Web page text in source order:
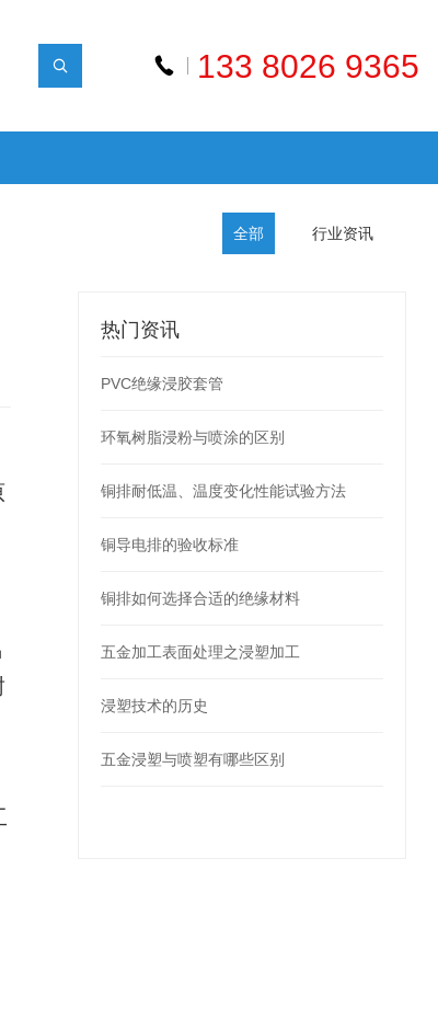
133 8026 9365
全部 行业资讯
热门资讯
PVC绝缘浸胶套管
环氧树脂浸粉与喷涂的区别
铜排耐低温、温度变化性能试验方法
铜导电排的验收标准
铜排如何选择合适的绝缘材料
五金加工表面处理之浸塑加工
浸塑技术的历史
五金浸塑与喷塑有哪些区别